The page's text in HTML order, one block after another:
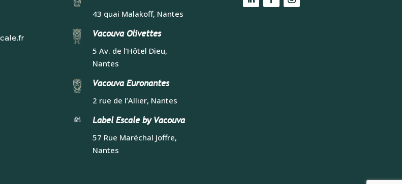
43 quai Malakoff, Nantes
Vacouva Olivettes
5 Av. de l’Hôtel Dieu,
Nantes
Vacouva Euronantes
2 rue de l’Allier, Nantes
Label Escale by Vacouva
57 Rue Maréchal Joffre,
Nantes